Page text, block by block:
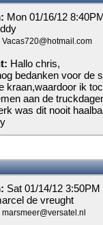
Mon 01/16/12
Vacas720@hotmail.com
Hallo chris,
bedanken voor de
kraan,waardoor ik
aan de
was dit nooit
Sat 01/14/12 3:50PM
de vreught
marsmeer@versatel.nl